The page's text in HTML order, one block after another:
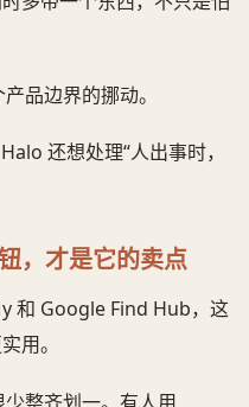
品边界的挪动。
还想处理“人出事时，
，才是它的卖点
和 Google Find Hub，这
用。